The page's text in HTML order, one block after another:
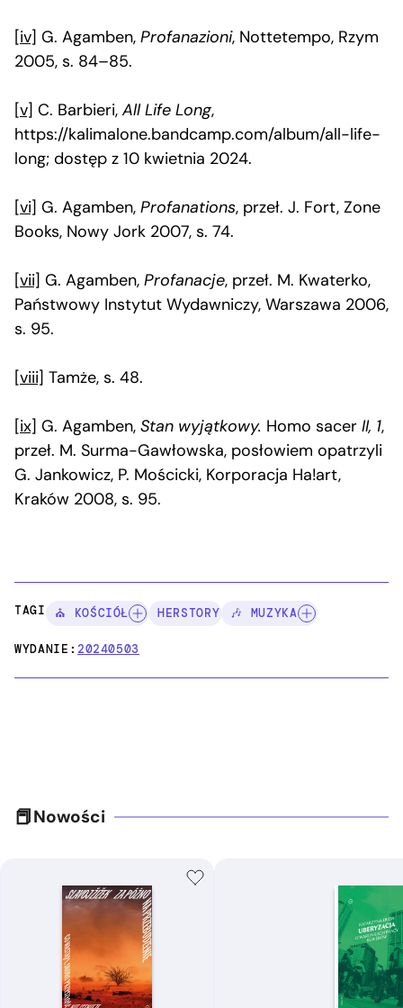
[iv] G. Agamben, Profanazioni, Nottetempo, Rzym
2005, s. 84–85.
[v] C. Barbieri, All Life Long,
https://kalimalone.bandcamp.com/album/all-life-
long; dostęp z 10 kwietnia 2024.
[vi] G. Agamben, Profanations, przeł. J. Fort, Zone
Books, Nowy Jork 2007, s. 74.
[vii] G. Agamben, Profanacje, przeł. M. Kwaterko,
Państwowy Instytut Wydawniczy, Warszawa 2006,
s. 95.
[viii] Tamże, s. 48.
[ix] G. Agamben, Stan wyjątkowy. Homo sacer II, 1,
przeł. M. Surma-Gawłowska, posłowiem opatrzyli
G. Jankowicz, P. Mościcki, Korporacja Ha!art,
Kraków 2008, s. 95.
TAGI: ⛪ KOŚCIÓŁ HERSTORY 🎶 MUZYKA
WYDANIE:20240503
Nowości